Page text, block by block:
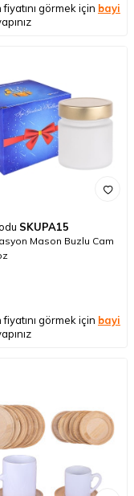
fiyatını görmek için bayi
SKUPA15
Mason Buzlu Cam
fiyatını görmek için bayi